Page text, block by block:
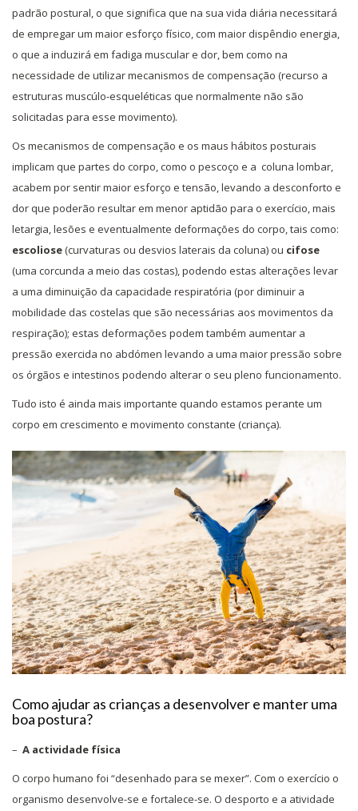
padrão postural, o que significa que na sua vida diária necessitará
de empregar um maior esforço físico, com maior dispêndio energia,
o que a induzirá em fadiga muscular e dor, bem como na
necessidade de utilizar mecanismos de compensação (recurso a
estruturas muscúlo-esqueléticas que normalmente não são
solicitadas para esse movimento).
Os mecanismos de compensação e os maus hábitos posturais
implicam que partes do corpo, como o pescoço e a coluna lombar,
acabem por sentir maior esforço e tensão, levando a desconforto e
dor que poderão resultar em menor aptidão para o exercício, mais
letargia, lesões e eventualmente deformações do corpo, tais como:
escoliose (curvaturas ou desvios laterais da coluna) ou cifose
(uma corcunda a meio das costas), podendo estas alterações levar
a uma diminuição da capacidade respiratória (por diminuir a
mobilidade das costelas que são necessárias aos movimentos da
respiração); estas deformações podem também aumentar a
pressão exercida no abdómen levando a uma maior pressão sobre
os órgãos e intestinos podendo alterar o seu pleno funcionamento.
Tudo isto é ainda mais importante quando estamos perante um
corpo em crescimento e movimento constante (criança).
Como ajudar as crianças a desenvolver e manter uma
boa postura?
– A actividade física
O corpo humano foi “desenhado para se mexer”. Com o exercício o
organismo desenvolve-se e fortalece-se. O desporto e a atividade